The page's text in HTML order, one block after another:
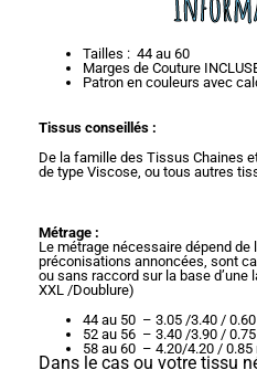
Tailles : 44 au 60
Marges de Couture
Patron en couleurs avec
Tissus conseillés :
De la famille des Tissus Chaines
de type Viscose, ou tous autres
Métrage :
Le métrage nécessaire dépend
préconisations annoncées, sont
ou sans raccord sur la base d’une
XXL /Doublure)
44 au 50 – 3.05 /3.40 / 0.60
52 au 56 – 3.40 /3.90 / 0.75
58 au 60 – 4.20/4.20 / 0.85
Dans le cas ou votre tissu